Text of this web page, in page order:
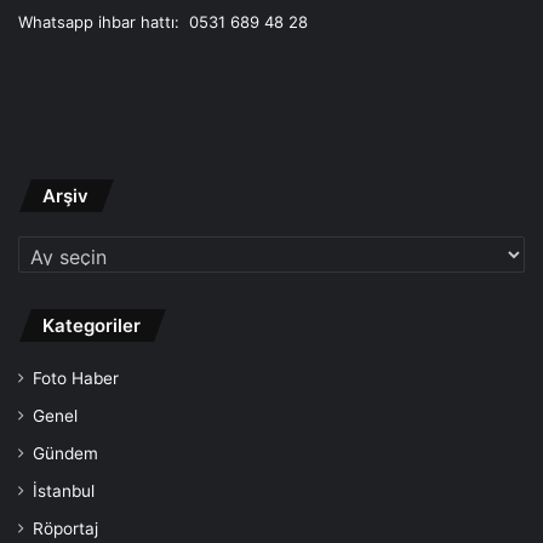
Whatsapp ihbar hattı: 0531 689 48 28
Arşiv
Kategoriler
Foto Haber
Genel
Gündem
İstanbul
Röportaj